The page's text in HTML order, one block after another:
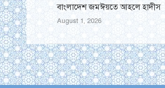
বাংলাদেশ জমঈয়তে আহলে হাদীস
August 1, 2026